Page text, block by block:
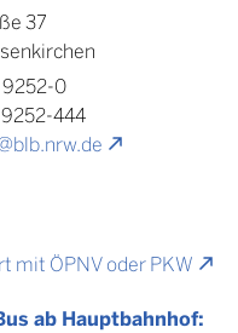
37
0
444
mit ÖPNV oder PKW
ab Hauptbahnhof: